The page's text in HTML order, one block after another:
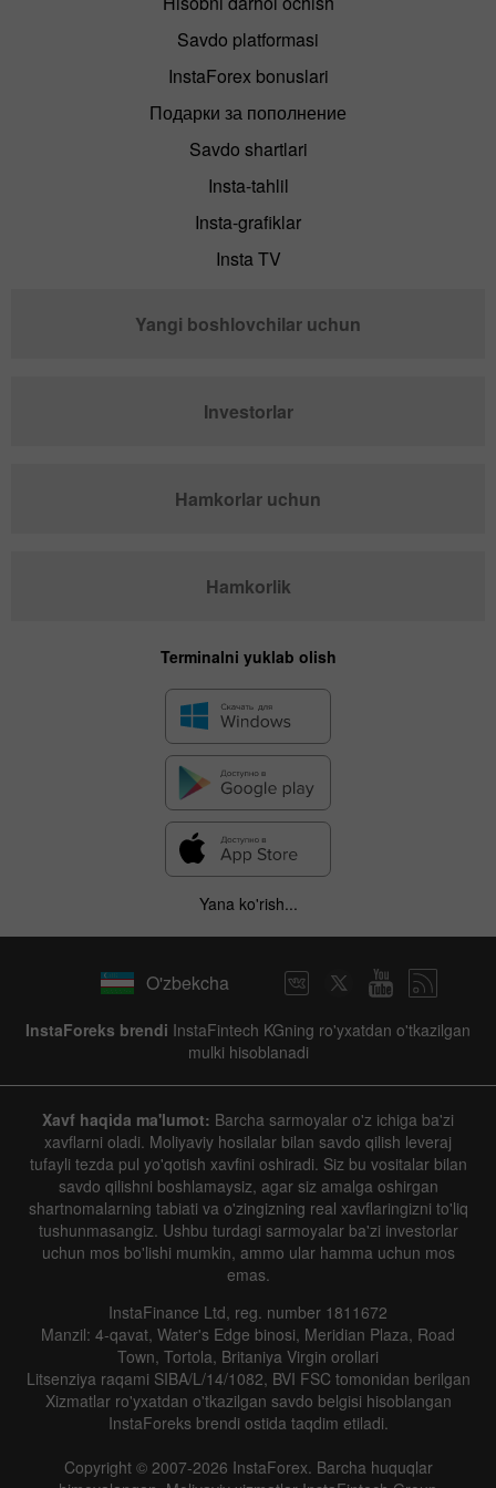
Savdo platformasi
InstaForex bonuslari
Подарки за пополнение
Savdo shartlari
Insta-tahlil
Insta-grafiklar
Insta TV
Yangi boshlovchilar uchun
Investorlar
Hamkorlar uchun
Hamkorlik
Terminalni yuklab olish
Yana ko'rish...
O'zbekcha
InstaForeks brendi InstaFintech KGning ro'yxatdan o'tkazilgan
mulki hisoblanadi
Xavf haqida ma'lumot: Barcha sarmoyalar o'z ichiga ba'zi
xavflarni oladi. Moliyaviy hosilalar bilan savdo qilish leveraj
tufayli tezda pul yo'qotish xavfini oshiradi. Siz bu vositalar bilan
savdo qilishni boshlamaysiz, agar siz amalga oshirgan
shartnomalarning tabiati va o'zingizning real xavflaringizni to'liq
tushunmasangiz. Ushbu turdagi sarmoyalar ba'zi investorlar
uchun mos bo'lishi mumkin, ammo ular hamma uchun mos
emas.
InstaFinance Ltd, reg. number 1811672
Manzil: 4-qavat, Water's Edge binosi, Meridian Plaza, Road
Town, Tortola, Britaniya Virgin orollari
Litsenziya raqami SIBA/L/14/1082, BVI FSC tomonidan berilgan
Xizmatlar ro'yxatdan o'tkazilgan savdo belgisi hisoblangan
InstaForeks brendi ostida taqdim etiladi.
Copyright © 2007-2026 InstaForex. Barcha huquqlar